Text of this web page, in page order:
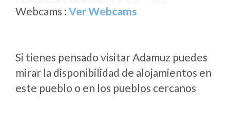
Webcams : Ver Webcams
Si tienes pensado visitar Adamuz puedes
mirar la disponibilidad de alojamientos en
este pueblo o en los pueblos cercanos